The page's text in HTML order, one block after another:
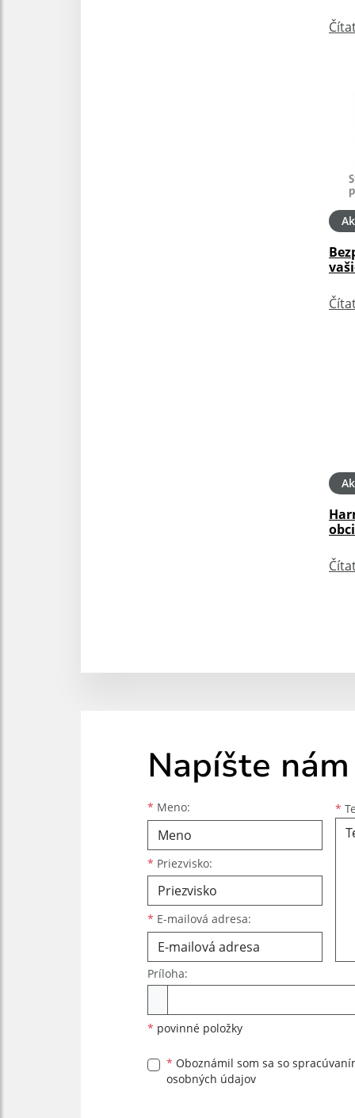
Napíšte nám
* Meno:
Meno
* Priezvisko:
Priezvisko
* E-mailová adresa:
E-mailová adresa *
Príloha:
* povinné položky
* Oboznámil som sa so
osobných údajov